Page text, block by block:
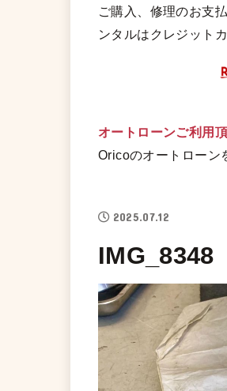
ご購入、修理のお支
ンタルはクレジット
オートローンご利用
Oricoのオートローン
2025.07.12
IMG_8348